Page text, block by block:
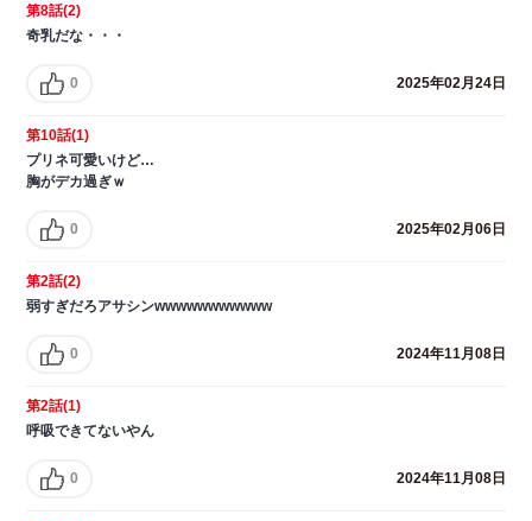
第8話(2)
奇乳だな・・・
0 2025年02月24日
第10話(1)
プリネ可愛いけど…
胸がデカ過ぎｗ
0 2025年02月06日
第2話(2)
弱すぎだろアサシンwwwwwwwwwww
0 2024年11月08日
第2話(1)
呼吸できてないやん
0 2024年11月08日